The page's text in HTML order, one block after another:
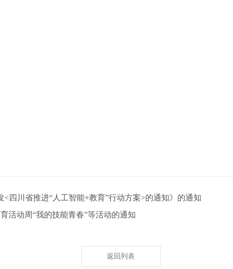
四川省推进“人工智能+教育”行动方案>的通知》的通知
活动周“我的技能青春”等活动的通知
返回列表